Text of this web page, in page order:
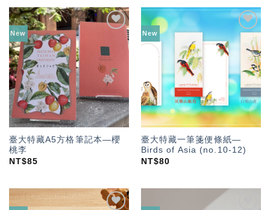
New
「願
望輕
臺大特藏A5方格筆記本—櫻
桃李
NT$85
New
加入
「願
望輕
單」
臺大特藏一筆箋便條紙—
Birds of Asia (no.10-12)
NT$80